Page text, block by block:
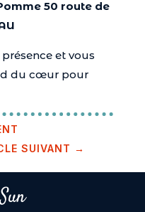
50 route de
et vous
du cœur pour
SUIVANT →